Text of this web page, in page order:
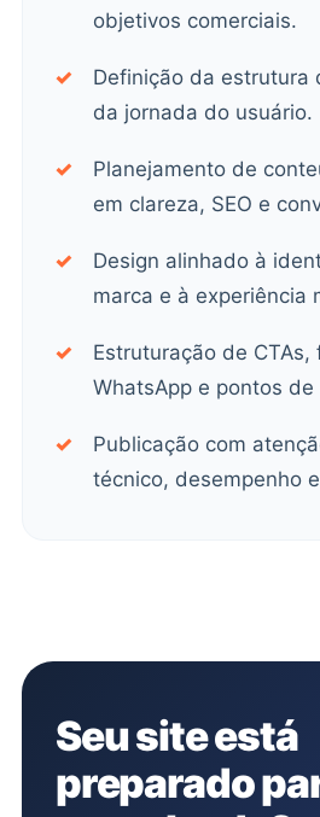
objetivos comerciais.
✓
Definição da estrutura
da jornada do usuário.
✓
Planejamento de
em clareza, SEO e
✓
Design alinhado à
marca e à experiência
✓
Estruturação de CTAs,
WhatsApp e pontos
✓
Publicação com
técnico, desempenho
Seu site está
preparado